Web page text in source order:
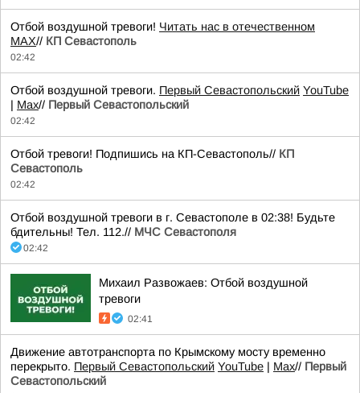
Отбой воздушной тревоги! Читать нас в отечественном
MAX// КП Севастополь
02:42
Отбой воздушной тревоги. Первый Севастопольский YouTube
| Max// Первый Севастопольский
02:42
Отбой тревоги! Подпишись на КП-Севастополь// КП
Севастополь
02:42
Отбой воздушной тревоги в г. Севастополе в 02:38! Будьте
бдительны! Тел. 112.// МЧС Севастополя
02:42
Михаил Развожаев: Отбой воздушной
тревоги
02:41
Движение автотранспорта по Крымскому мосту временно
перекрыто. Первый Севастопольский YouTube | Max// Первый
Севастопольский